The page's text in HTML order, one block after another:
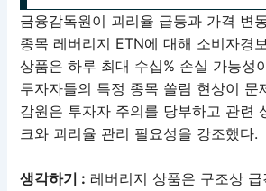
금융감독원이 괴리율 급등과 가격 변
종목 레버리지 ETN에 대해 소비자경
상품은 하루 최대 수십% 손실 가능성
투자자들의 특정 종목 쏠림 현상이 문
감원은 투자자 주의를 당부하고 관련
크와 괴리율 관리 필요성을 강조했다.
생각하기 : 레버리지 상품은 구조상